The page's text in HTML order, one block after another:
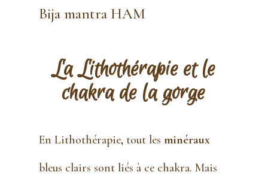
Bija mantra HAM
La Lithothérapie et le
chakrade la gorge
En Lithothérapie, tout les minéraux
bleus clairs sont liés à ce chakra. Mais